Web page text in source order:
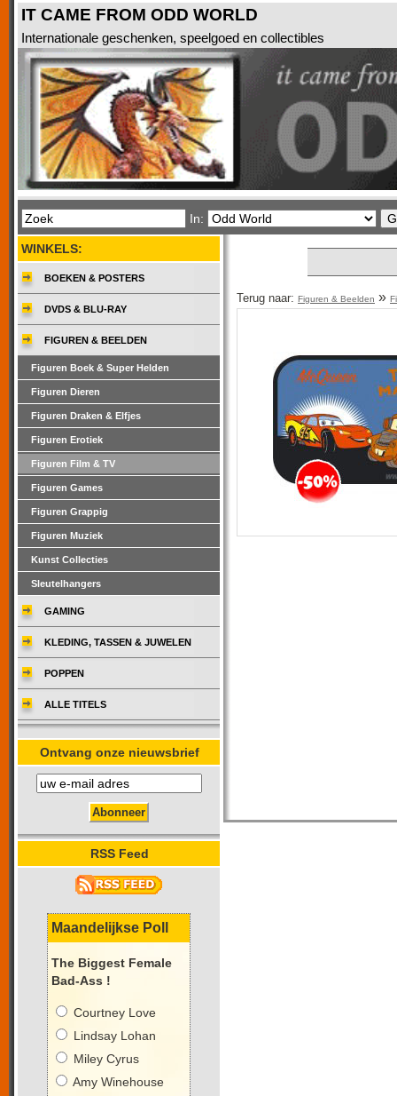
IT CAME FROM ODD WORLD
Internationale geschenken, speelgoed en collectibles
In:
Terug naar: Figuren & Beelden »
WINKELS:
BOEKEN & POSTERS
DVDS & BLU-RAY
FIGUREN & BEELDEN
Figuren Boek & Super Helden
Figuren Dieren
Figuren Draken & Elfjes
Figuren Erotiek
Figuren Film & TV
Figuren Games
Figuren Grappig
Figuren Muziek
Kunst Collecties
Sleutelhangers
GAMING
KLEDING, TASSEN & JUWELEN
POPPEN
ALLE TITELS
Ontvang onze nieuwsbrief
RSS Feed
Maandelijkse Poll
The Biggest Female
Bad-Ass !
Courtney Love
Lindsay Lohan
Miley Cyrus
Amy Winehouse